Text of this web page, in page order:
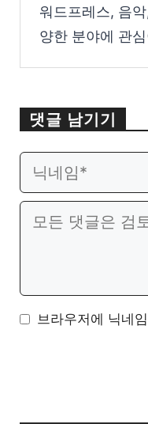
워드프레스, 음
양한 분야에 관
댓글 남기기
댓
이
일
웹
이
브라우저에 닉네